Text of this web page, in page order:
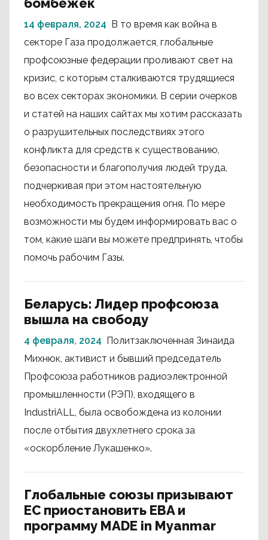
14 февраля, 2024 В то время как война в
секторе Газа продолжается, глобальные
профсоюзные федерации проливают свет на
кризис, с которым сталкиваются трудящиеся
во всех секторах экономики. В серии очерков
и статей на наших сайтах мы хотим рассказать
о разрушительных последствиях этого
конфликта для средств к существованию,
безопасности и благополучия людей труда,
подчеркивая при этом настоятельную
необходимость прекращения огня. По мере
возможности мы будем информировать вас о
том, какие шаги вы можете предпринять, чтобы
помочь рабочим Газы.
Беларусь: Лидер профсоюза
вышла на свободу
4 февраля, 2024 Политзаключенная Зинаида
Михнюк, активист и бывший председатель
Профсоюза работников радиоэлектронной
промышленности (РЭП), входящего в
IndustriALL, была освобождена из колонии
после отбытия двухлетнего срока за
«оскорбление Лукашенко».
Глобальные союзы призывают
ЕС приостановить EBA и
программу MADE in Myanmar